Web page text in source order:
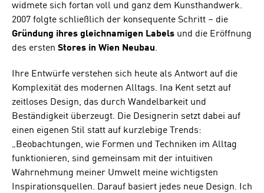
widmete sich fortan voll und ganz dem Kunsthandwerk.
2007 folgte schließlich der konsequente Schritt – die
Gründung ihres gleichnamigen Labels und die Eröffnung
des ersten Stores in Wien Neubau.
Ihre Entwürfe verstehen sich heute als Antwort auf die
Komplexität des modernen Alltags. Ina Kent setzt auf
zeitloses Design, das durch Wandelbarkeit und
Beständigkeit überzeugt. Die Designerin setzt dabei auf
einen eigenen Stil statt auf kurzlebige Trends:
„Beobachtungen, wie Formen und Techniken im Alltag
funktionieren, sind gemeinsam mit der intuitiven
Wahrnehmung meiner Umwelt meine wichtigsten
Inspirationsquellen. Darauf basiert jedes neue Design. Ich